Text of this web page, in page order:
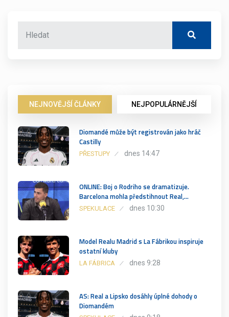
NEJNOVĚJŠÍ ČLÁNKY NEJPOPULÁRNĚJŠÍ
Diomandé může být registrován jako hráč
Castilly
PŘESTUPY dnes 14:47
ONLINE: Boj o Rodriho se dramatizuje.
Barcelona mohla předstihnout Real,…
SPEKULACE dnes 10:30
Model Realu Madrid s La Fábrikou inspiruje
ostatní kluby
LA FÁBRICA dnes 9:28
AS: Real a Lipsko dosáhly úplné dohody o
Diomandém